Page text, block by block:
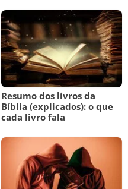
Resumo dos livros da
Bíblia (explicados): o que
cada livro fala